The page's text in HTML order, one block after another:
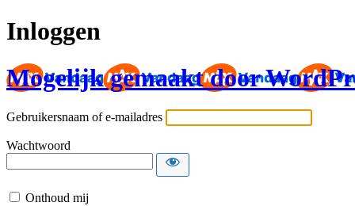
Inloggen
Mogelijk gemaakt door
Gebruikersnaam of e-mailadres
Wachtwoord
Onthoud mij